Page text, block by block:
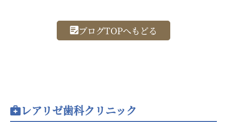
ブログTOPへもどる
レアリゼ歯科クリニック